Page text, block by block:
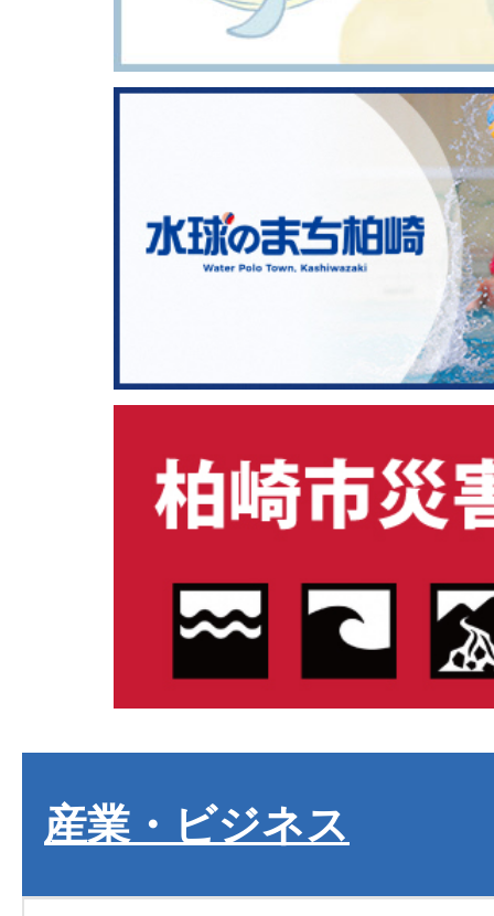
産業・ビジネス